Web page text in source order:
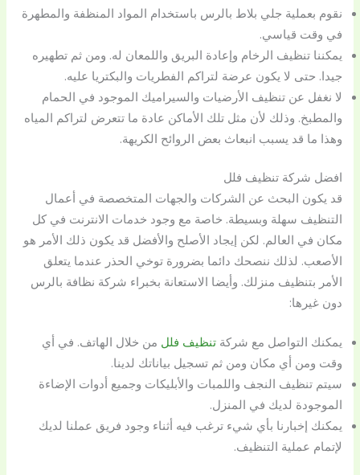
نقوم بعملية جلي بلاط بالرس باستخدام المواد المنظفة والمطهرة
في وقت قياسي.
يمكننا تنظيف الرخام وإعادة البريق واللمعان له. ومن ثم تطهيره
جيدا. حتى لا يكون عرضة لتراكم الفطريات والبكتريا عليه.
لا نغفل عن تنظيف الأرضيات والسيراميك الموجود في الحمام
والمطبخ. وذلك لأن مثل تلك الأماكن عادة ما تتعرض لتراكم المياه
وهذا ما قد يسبب انبعاث بعض الروائح الكريهة.
افضل شركة تنظيف فلل
قد يكون البحث عن الشركات والجهات المتخصصة في أعمال
التنظيف سهلة وبسيطة. خاصة مع وجود خدمات الانترنت في كل
مكان في العالم. لكن إيجاد الأصلح والأفضل قد يكون ذلك الأمر هو
الأصعب. لذلك ننصحك دائما بضرورة توخي الحذر عندما يتعلق
الأمر بتنظيف منزلك. وأيضا الاستعانة بخبراء شركة نظافة بالرس
دون غيرها:
يمكنك التواصل مع شركةتنظيف فلل من خلال الهاتف. في أي
وقت ومن أي مكان ومن ثم تسجيل بياناتك لدينا.
سيتم تنظيف النجف واللمبات والأبليكات وجميع أدوات الإضاءة
الموجودة لديك في المنزل.
يمكنك إخبارنا بأي شيء ترغب فيه أثناء وجود فريق عملنا لديك
لإتمام عملية التنظيف.